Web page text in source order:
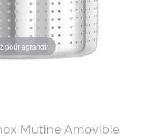
pour agrandir
Mutine Amovible